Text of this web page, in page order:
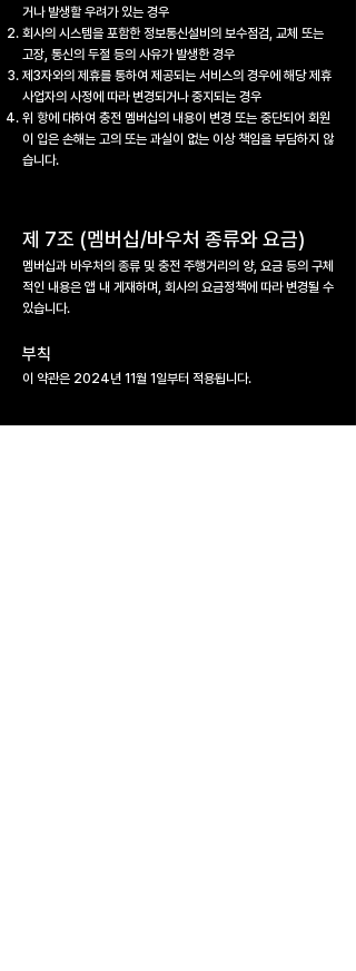
거나 발생할 우려가 있는 경우
회사의 시스템을 포함한 정보통신설비의 보수점검, 교체 또는
고장, 통신의 두절 등의 사유가 발생한 경우
제3자와의 제휴를 통하여 제공되는 서비스의 경우에 해당 제휴
사업자의 사정에 따라 변경되거나 중지되는 경우
위 항에 대하여 충전 멤버십의 내용이 변경 또는 중단되어 회원
이 입은 손해는 고의 또는 과실이 없는 이상 책임을 부담하지 않
습니다.
제 7조 (멤버십/바우처 종류와 요금)
멤버십과 바우처의 종류 및 충전 주행거리의 양, 요금 등의 구체
적인 내용은 앱 내 게재하며, 회사의 요금정책에 따라 변경될 수
있습니다.
부칙
이 약관은 2024년 11월 1일부터 적용됩니다.